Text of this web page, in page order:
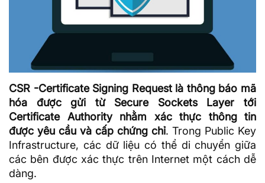
CSR -Certificate Signing Request là thông báo mã
hóa được gửi từ Secure Sockets Layer tới
Certificate Authority nhằm xác thực thông tin
được yêu cầu và cấp chứng chỉ. Trong Public Key
Infrastructure, các dữ liệu có thể di chuyển giữa
các bên được xác thực trên Internet một cách dễ
dàng.